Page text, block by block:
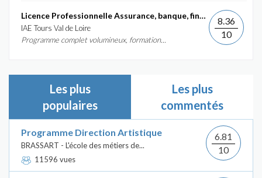
Licence Professionnelle Assurance, banque, finance :...
IAE Tours Val de Loire
Programme complet volumineux, formation...
8.36
10
Les plus
populaires
Les plus
commentés
Programme Direction Artistique
BRASSART - L'école des métiers de...
11596 vues
6.81
10